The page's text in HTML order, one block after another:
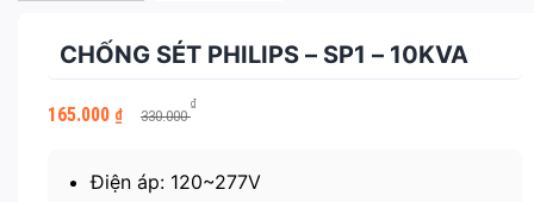
CHỐNG SÉT PHILIPS – SP1 – 10KVA
330.000
₫
Giá
gốc
165.000 ₫
Giá
hiện
165.000 ₫.
Điện áp: 120~277V